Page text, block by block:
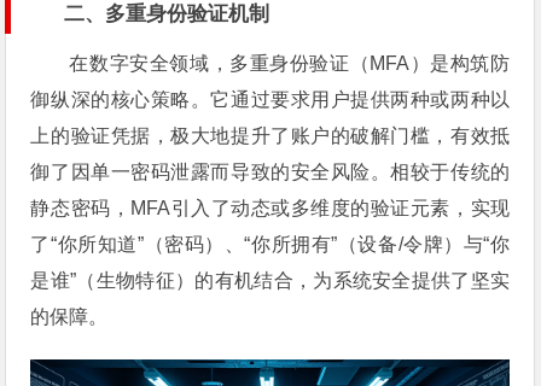
二、多重身份验证机制
在数字安全领域，多重身份验证（MFA）是构筑防
御纵深的核心策略。它通过要求用户提供两种或两种以
上的验证凭据，极大地提升了账户的破解门槛，有效抵
御了因单一密码泄露而导致的安全风险。相较于传统的
静态密码，MFA引入了动态或多维度的验证元素，实现
了“你所知道”（密码）、“你所拥有”（设备/令牌）与“你
是谁”（生物特征）的有机结合，为系统安全提供了坚实
的保障。